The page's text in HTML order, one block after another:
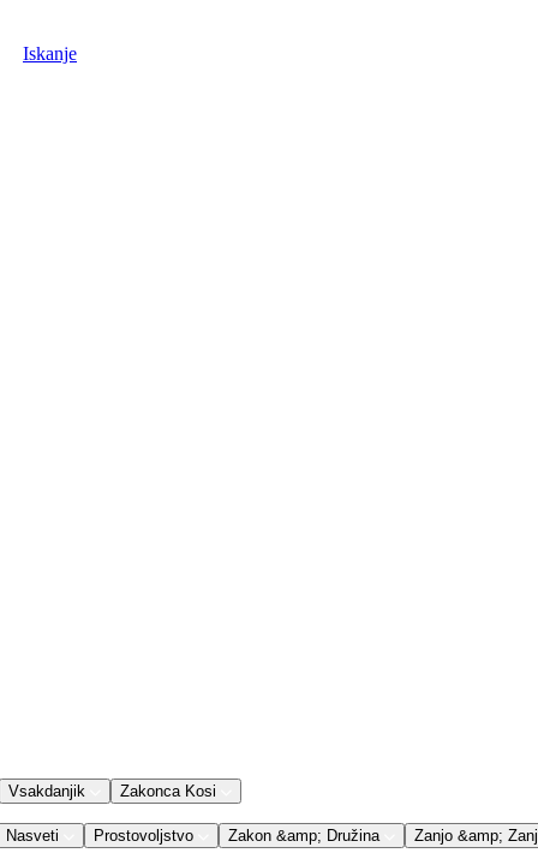
Iskanje
Vsakdanjik Zakonca Kosi
Nasveti Prostovoljstvo Zakon &amp; Družina Zanjo &amp; Zanj